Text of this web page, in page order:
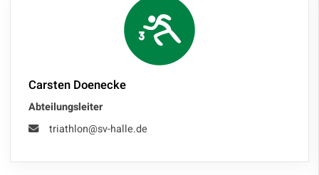
Carsten Doenecke
Abteilungsleiter
triathlon@sv-halle.de